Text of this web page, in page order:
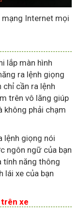
mạng Internet mọi
lắp màn hình
ra lệnh giọng
chỉ cần ra lệnh
trên vô lăng giúp
không phải chạm
lệnh giọng nói
ngôn ngữ của bạn
tính năng thông
lái xe của bạn
xe